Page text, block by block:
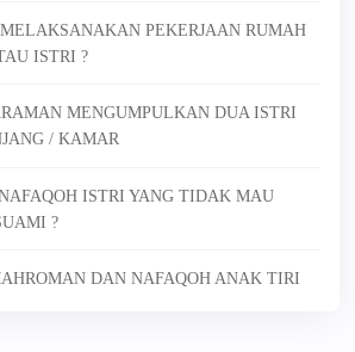
MELAKSANAKAN PEKERJAAN RUMAH
ISTRI ?
MENGUMPULKAN DUA ISTRI
/ KAMAR
ISTRI YANG TIDAK MAU
?
DAN NAFAQOH ANAK TIRI